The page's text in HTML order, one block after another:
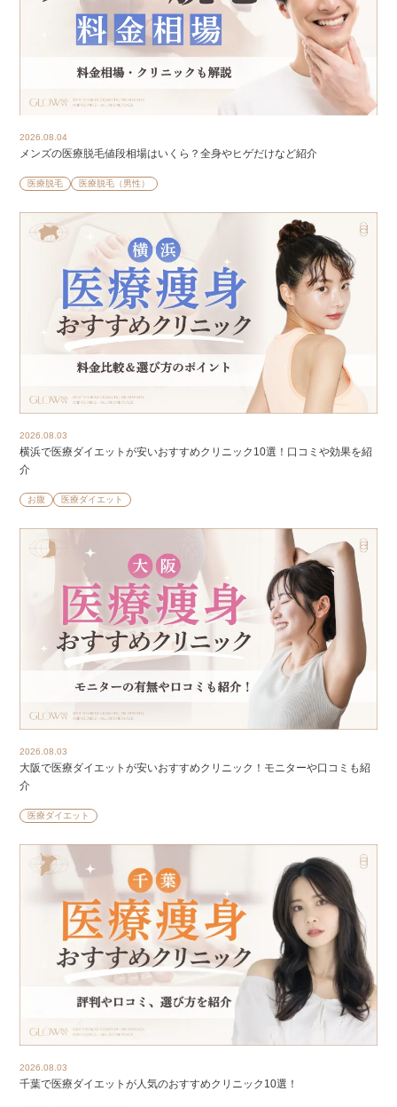
2026.08.04
メンズの医療脱毛値段相場はいくら？全身やヒゲだけなど紹介
医療脱毛 医療脱毛（男性）
2026.08.03
横浜で医療ダイエットが安いおすすめクリニック10選！口コミや効果を紹
介
お腹 医療ダイエット
2026.08.03
大阪で医療ダイエットが安いおすすめクリニック！モニターや口コミも紹
介
医療ダイエット
2026.08.03
千葉で医療ダイエットが人気のおすすめクリニック10選！